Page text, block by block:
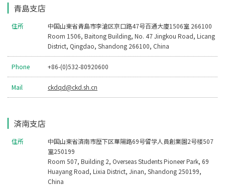
青島支店
住所
中国山東省青島市李滄区京口路47号百通大廈1506室 266100
Room 1506, Baitong Building, No. 47 Jingkou Road, Licang
District, Qingdao, Shandong 266100, China
Phone +86-(0)532-80920600
Mail ckdqd@ckd.sh.cn
済南支店
住所
中国山東省済南市歴下区華陽路69号留学人員創業園2号楼507
室250199
Room 507, Building 2, Overseas Students Pioneer Park, 69
Huayang Road, Lixia District, Jinan, Shandong 250199,
China